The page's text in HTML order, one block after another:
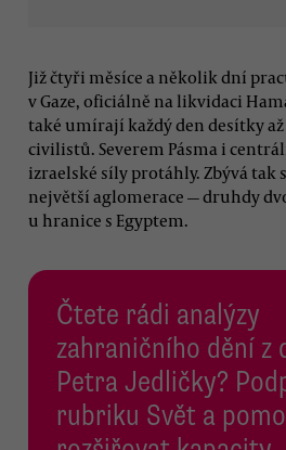
Již čtyři měsíce a několik dní
v Gaze, oficiálně na likvidaci
také umírají každý den desítky
civilistů. Severem Pásma i
izraelské síly protáhly. Zbývá
největší aglomerace — druhdy
u hranice s Egyptem.
Čtete rádi analýzy
zahraničního dění z
Petra Jedličky?
rubriku Svět a